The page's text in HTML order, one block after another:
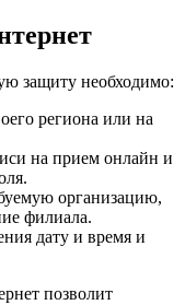
защиту необходимо:
региона или на
на прием онлайн и
организацию,
филиала.
дату и время и
позволит